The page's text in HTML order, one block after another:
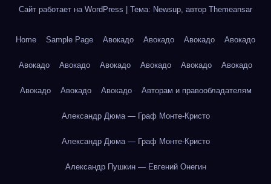
Сайт работает на WordPress Тема: Newsup, автор Themeansar
Home Sample Page Авокадо Авокадо Авокадо Авокадо
Авокадо Авокадо Авокадо Авокадо Авокадо Авокадо
Авокадо Авокадо Авокадо Авторам и правообладателям
Александр Дюма — Граф Монте-Кристо
Александр Дюма — Граф Монте-Кристо
Александр Пушкин — Евгений Онегин